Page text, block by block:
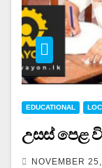
EDUCATIONAL
උසස් පෙළ
NOVEMBER